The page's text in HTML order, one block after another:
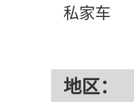
私家车
外语
地区：